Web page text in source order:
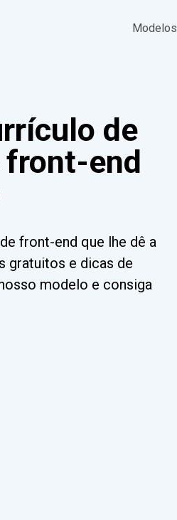
Modelos
de
front-end
front-end que lhe dê a
gratuitos e dicas de
modelo e consiga